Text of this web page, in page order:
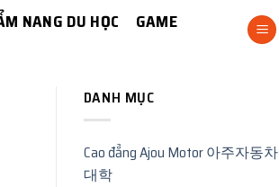
NANG DU HỌC
GAME
DANH MỤC
Cao đẳng Ajou Motor 아주자동차
대학